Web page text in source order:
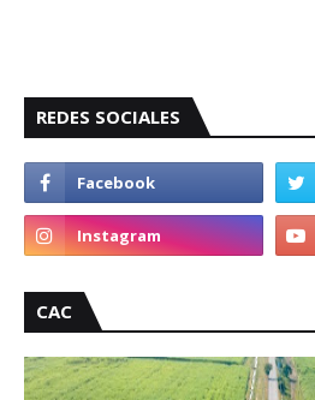
REDES SOCIALES
CAC